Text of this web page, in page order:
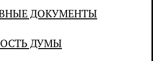
ДОКУМЕНТЫ
ДУМЫ